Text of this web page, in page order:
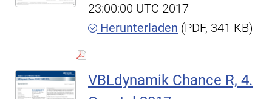
23:00:00 UTC 2017
Herunterladen (PDF, 341 KB)
VBLdynamik Chance R, 4.